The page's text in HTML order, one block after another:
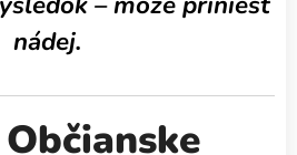
nádej.
Občianske